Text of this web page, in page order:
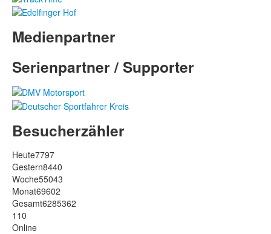
Medienpartner
Serienpartner / Supporter
Besucherzähler
Heute7797
Gestern8440
Woche55043
Monat69602
Gesamt6285362
110
Online